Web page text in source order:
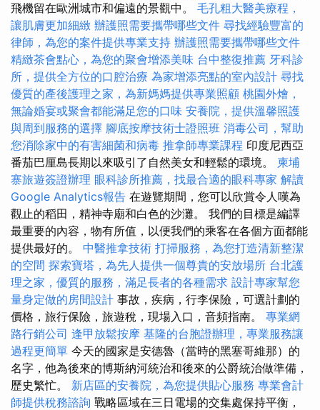
飛機留在歐洲城市和偏遠的景觀中。 毛孔粗大醫美療程，
讓肌膚更加細緻 辦護照需要攜帶哪些文件 尋找經驗豐富的
律師，為您的案件提供專業支持 辦護照需要攜帶哪些文件
精緻茶會點心，為您的聚會增添美味 台中整復推薦 牙科診
所，提供全方位的口腔治療 為家增添亮點的室內設計 尋找
優質的產後護理之家，為新媽媽提供專業照顧 桃園外燴，
無論婚宴或聚會都能滿足您的口味 安養院，提供溫馨照護
與周到服務的選擇 腳底按摩技術士證照班 消毒公司，幫助
您消除家中的有害細菌和病毒 推拿師專業課程 印度尼西亞
番茄巴厘島長期以來吸引了自然美女和輕鬆的環境。 柬埔
寨旅遊簽證辦理 眼科診所推薦，找最合適的眼科專家 解讀
Google Analytics報告 在遊覽期間，您可以欣賞令人嘆為
觀止的稻田，精神寺廟和白色的沙灘。 我們的目標是編譯
最重要的內容，物有所值，以便我們的乘客在各個方面都能
提供最好的。 中醫推拿技術 打掃服務，為您打造清新整潔
的空間 探索寶塔，為先人提供一個尊貴的安放場所 台北護
理之家，優質的服務，滿足長者的各種需求 設計專家幫您
量身定做的房間設計 事故，疾病，行李保險，可選計劃的
價格，旅行保險，旅遊稅，現場入口，音頻指南。 專業網
路行銷公司 逢甲放鬆按摩 基隆的台胞證辦理，專業服務讓
過程更簡單 今天的國家是安德魯（當時的黑塞哥維那）的
名字，他為後來的博斯納河統治和後來的公爵統治做準備，
歷史繁忙。 新店區的安養院，為您提供貼心服務 專業會計
師提供稅務諮詢 戰略區域在三日電場的交集處保持平衡，